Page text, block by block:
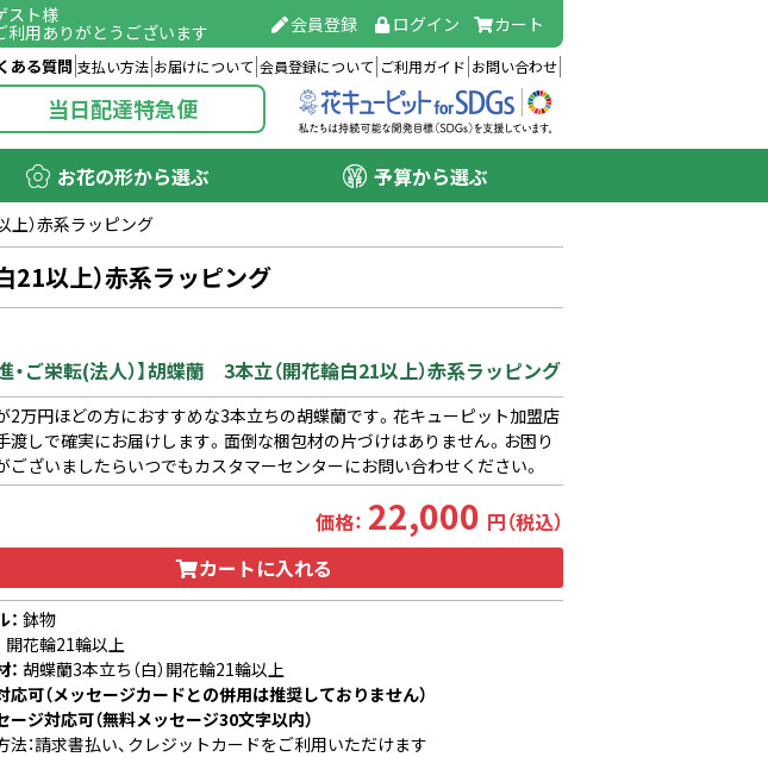
スト様
利用ありがとうございます 会員登録 ログイン カート
ある質問 支払い方法 お届けについて 会員登録について ご利用ガイド お問い合わせ
当日配達特急便
お花の形から選ぶ 予算から選ぶ
上）赤系ラッピング
以上）赤系ラッピング
・ご栄転(法人）】胡蝶蘭 3本立（開花輪白21以上）赤系ラッピング
2万円ほどの方におすすめな3本立ちの胡蝶蘭です。花キューピット加盟店
渡しで確実にお届けします。面倒な梱包材の片づけはありません。お困り
ございましたらいつでもカスタマーセンターにお問い合わせください。
価格： 22,000 円（税込）
カートに入れる
鉢物
開花輪21輪以上
胡蝶蘭3本立ち（白）開花輪21輪以上
可（メッセージカードとの併用は推奨しておりません）
ジ対応可（無料メッセージ30文字以内）
法：請求書払い、クレジットカードをご利用いただけます